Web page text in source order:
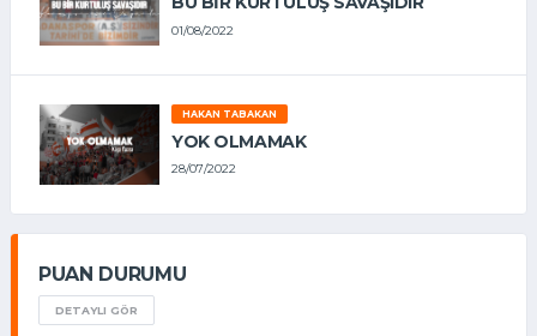
01/08/2022
HAKAN TABAKAN
YOK OLMAMAK
28/07/2022
PUAN DURUMU
DETAYLI GÖR